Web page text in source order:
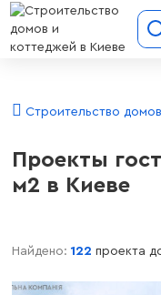
Строительство домов
Проекты
м2 в Киеве
Найдено: 122 проекта